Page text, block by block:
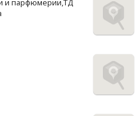
и парфюмерии,ТД